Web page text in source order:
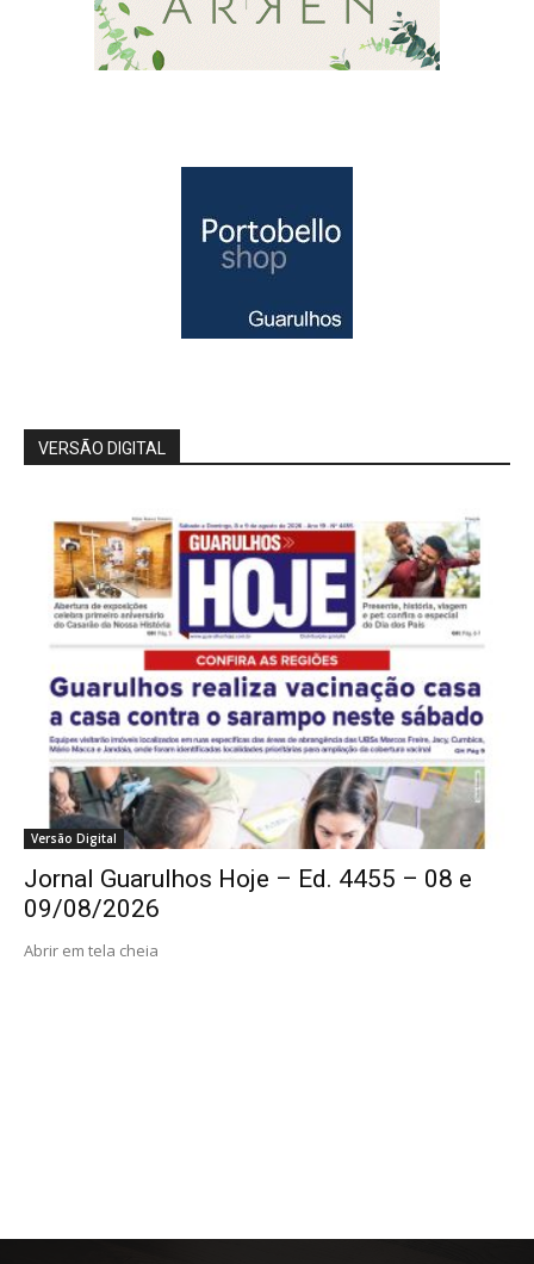
VERSÃO DIGITAL
Versão Digital
Jornal Guarulhos Hoje – Ed. 4455 – 08 e
09/08/2026
Abrir em tela cheia